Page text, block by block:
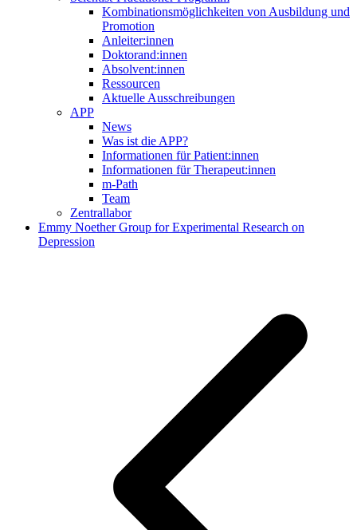
Kombinationsmöglichkeiten von Ausbildung und
Promotion
Anleiter:innen
Doktorand:innen
Absolvent:innen
Ressourcen
Aktuelle Ausschreibungen
APP
News
Was ist die APP?
Informationen für Patient:innen
Informationen für Therapeut:innen
m-Path
Team
Zentrallabor
Emmy Noether Group for Experimental Research on
Depression